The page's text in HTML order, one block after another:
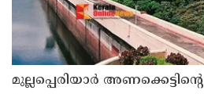
മുല്ലപ്പെരിയാർ